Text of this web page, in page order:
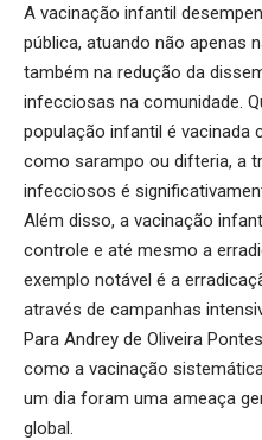
A vacinação infantil
pública, atuando não apenas
também na redução da
infecciosas na comunidade.
população infantil é vacinada
como sarampo ou difteria, a
infecciosos é
Além disso, a vacinação
controle e até mesmo a
exemplo notável é a
através de campanhas
Para Andrey de Oliveira
como a vacinação
um dia foram uma ameaça
global.